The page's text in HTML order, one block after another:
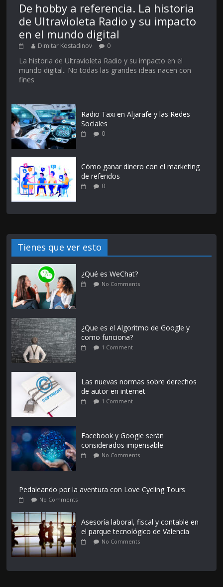
De hobby a referencia. La historia
de Ultravioleta Radio y su impacto
en el mundo digital
Dimitar Kostadinov 0
La historia de Ultravioleta Radio y su impacto en el
mundo digital.. No todas las grandes ideas nacen con
fines
Radio Taxi en Aljarafe y las Redes
Sociales
0
Cómo ganar dinero con el marketing
de referidos
0
Tienes que ver esto
¿Qué es WeChat?
No Comments
¿Que es el Algoritmo de Google y
como funciona?
1 Comment
Las nuevas normas sobre derechos
de autor en internet
1 Comment
Facebook y Google serán
considerados impensable
No Comments
Pedaleando por la aventura con Love Cycling Tours
No Comments
Asesoría laboral, fiscal y contable en
el parque tecnológico de Valencia
No Comments